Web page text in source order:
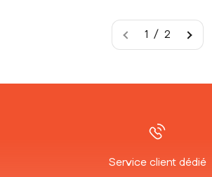
1 / 2
Service client dédié